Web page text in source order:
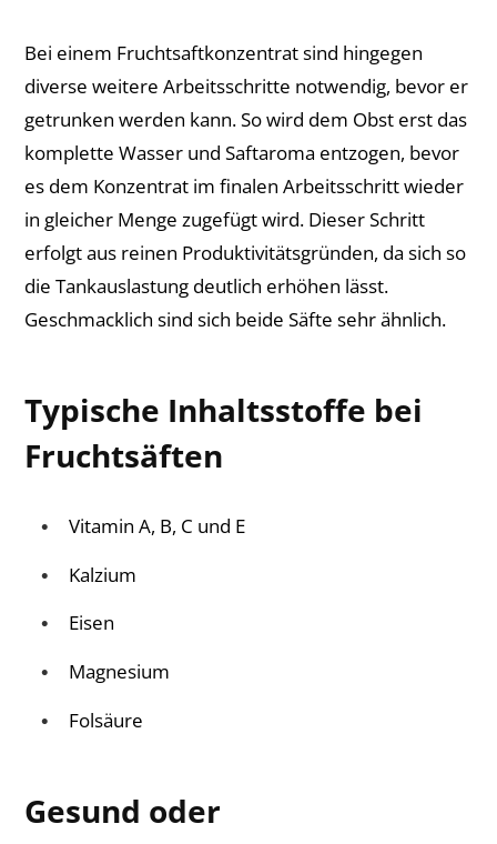
Bei einem Fruchtsaftkonzentrat sind hingegen
diverse weitere Arbeitsschritte notwendig, bevor er
getrunken werden kann. So wird dem Obst erst das
komplette Wasser und Saftaroma entzogen, bevor
es dem Konzentrat im finalen Arbeitsschritt wieder
in gleicher Menge zugefügt wird. Dieser Schritt
erfolgt aus reinen Produktivitätsgründen, da sich so
die Tankauslastung deutlich erhöhen lässt.
Geschmacklich sind sich beide Säfte sehr ähnlich.
Typische Inhaltsstoffe bei
Fruchtsäften
Vitamin A, B, C und E
Kalzium
Eisen
Magnesium
Folsäure
Gesund oder